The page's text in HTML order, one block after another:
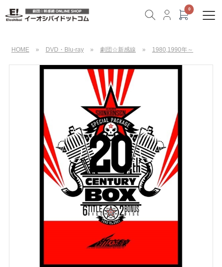
HOME » DVD・Blu-ray » 劇団☆新感線 » 1980,1990年～